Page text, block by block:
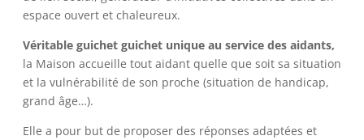
espace ouvert et chaleureux.
Véritable guichet guichet unique au service des aidants,
la Maison accueille tout aidant quelle que soit sa situation
et la vulnérabilité de son proche (situation de handicap,
grand âge…).
Elle a pour but de proposer des réponses adaptées et